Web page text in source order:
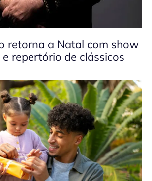
retorna a Natal com show
e repertório de clássicos